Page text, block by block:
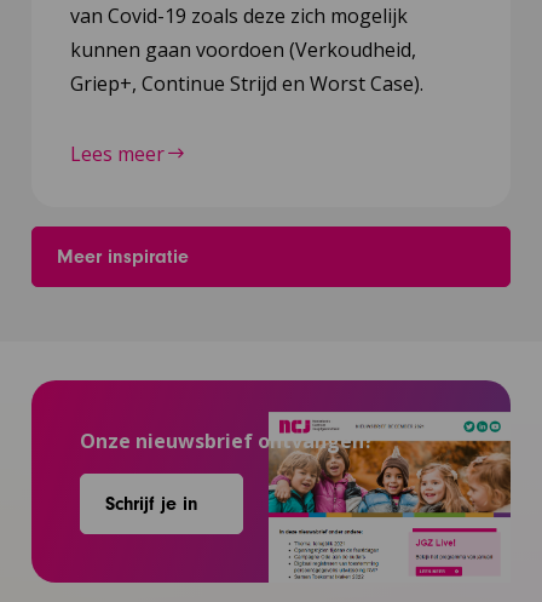
van Covid-19 zoals deze zich mogelijk
kunnen gaan voordoen (Verkoudheid,
Griep+, Continue Strijd en Worst Case).
Lees meer
Meer inspiratie
Onze nieuwsbrief ontvangen?
Schrijf je in